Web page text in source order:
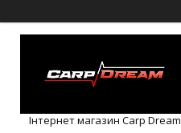
Інтернет магазин Carp Dream